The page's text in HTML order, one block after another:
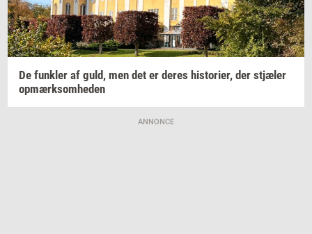
De funk­ler af guld, men det er deres hi­sto­ri­er, der stjæ­ler
op­mærk­som­he­den
ANNONCE